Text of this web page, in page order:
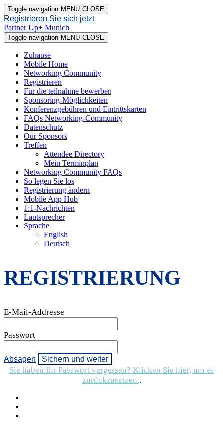
Toggle navigation MENU CLOSE
Registrieren Sie sich jetzt
Partner Up+ Munich
Toggle navigation MENU CLOSE
Zuhause
Mobile Home
Networking Community
Registrieren
Für die teilnahme bewerben
Sponsoring-Möglichkeiten
Konferenzgebühren und Eintrittskarten
FAQs Networking-Community
Datenschutz
Our Sponsors
Treffen
Attendee Directory
Mein Terminplan
Networking Community FAQs
So legen Sie los
Registrierung ändern
Mobile App Hub
1:1-Nachrichten
Lautsprecher
Sprache
English
Deutsch
REGISTRIERUNG
E-Mail-Addresse
Passwort
Absagen Sichern und weiter
Sie haben Ihr Passwort vergessen? Klicken Sie hier, um es
zurückzusetzen..